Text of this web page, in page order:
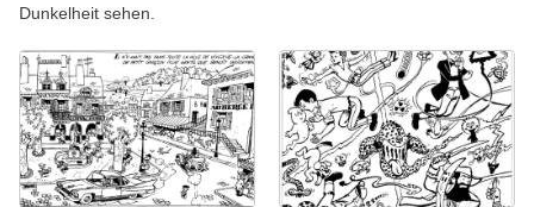
Dunkelheit sehen.